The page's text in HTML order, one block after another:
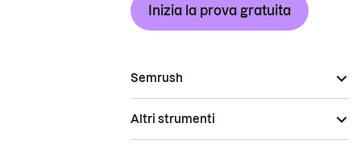
Inizia la prova gratuita
Semrush
Altri strumenti